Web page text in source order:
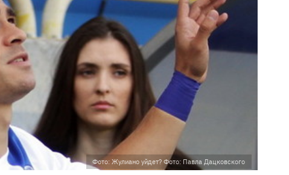
Фото: Жулиано уйдет? Фото: Павла Дацковского